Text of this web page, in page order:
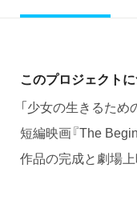
このプロジェクト
「少女の生きるた
短編映画『The
作品の完成と劇場上